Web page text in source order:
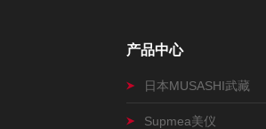
产品中心
日本MUSASHI武藏
Supmea美仪